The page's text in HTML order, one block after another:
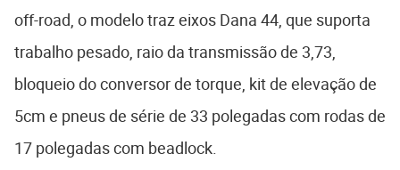
off-road, o modelo traz eixos Dana 44, que suporta
trabalho pesado, raio da transmissão de 3,73,
bloqueio do conversor de torque, kit de elevação de
5cm e pneus de série de 33 polegadas com rodas de
17 polegadas com beadlock.